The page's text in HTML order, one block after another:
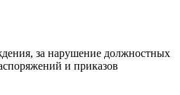
за нарушение должностных
и приказов